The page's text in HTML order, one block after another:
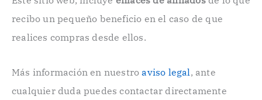
ó
n
o
.
recibo un pequeño beneficio en el caso de que
realices compras desde ellos.
Más información en nuestroaviso legal , ante
cualquier duda puedes contactar directamente